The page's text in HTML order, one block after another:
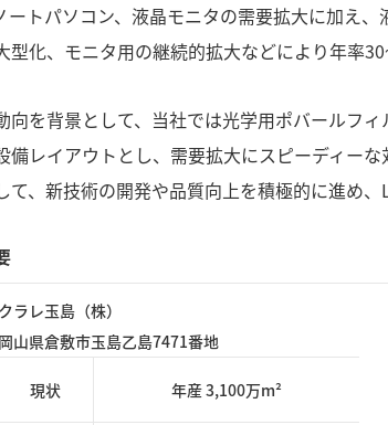
ートパソコン、液晶モニタの需要拡大に加え
型化、モニタ用の継続的拡大などにより年率
向を背景として、当社では光学用ポバールフ
備レイアウトとし、需要拡大にスピーディー
て、新技術の開発や品質向上を積極的に進め
クラレ玉島（株）
岡山県倉敷市玉島乙島7471番地
現状
年産 3,100万m²